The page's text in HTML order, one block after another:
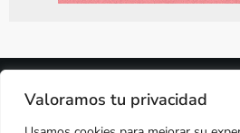
Valoramos tu privacidad
2024 © PROPIEDAD DE DEZASETE